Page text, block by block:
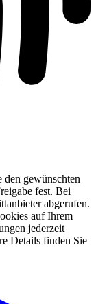
den gewünschten
fest. Bei
abgerufen.
auf Ihrem
jederzeit
Details finden Sie